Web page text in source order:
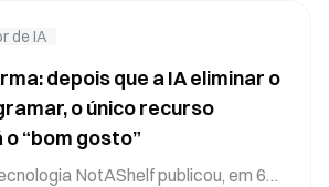
de IA
depois que a IA eliminar o
o único recurso
“bom gosto”
NotAShelf publicou, em 6